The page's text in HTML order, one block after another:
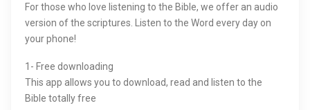
For those who love listening to the Bible, we offer an audio
version of the scriptures. Listen to the Word every day on
your phone!
1- Free downloading
This app allows you to download, read and listen to the
Bible totally free